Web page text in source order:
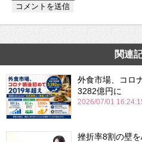
関連
外食市場、コロ
3282億円に
2026/07/01
挫折率8割の壁